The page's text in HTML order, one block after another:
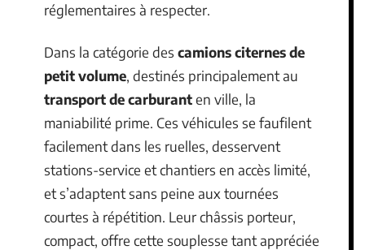
réglementaires à respecter.
Dans la catégorie des camions citernes de
petit volume, destinés principalement au
transport de carburanten ville, la
maniabilité prime. Ces véhicules se faufilent
facilement dans les ruelles, desservent
stations-service et chantiers en accès limité,
et s’adaptent sans peine aux tournées
courtes à répétition. Leur châssis porteur,
compact, offre cette souplesse tant appréciée